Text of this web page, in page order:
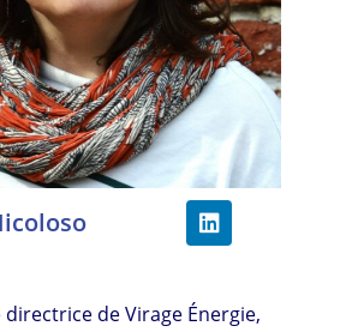
de Virage Énergie,